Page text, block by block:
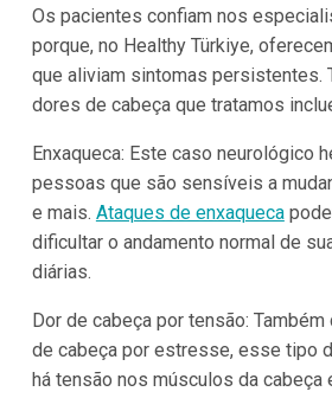
Os pacientes confiam nos
porque, no Healthy Türkiye,
que aliviam sintomas persistentes.
dores de cabeça que tratamos
Enxaqueca: Este caso neurológico
pessoas que são sensíveis a
e mais. Ataques de enxaqueca
dificultar o andamento normal de
diárias.
Dor de cabeça por tensão:
de cabeça por estresse, esse tipo
há tensão nos músculos da cabeça